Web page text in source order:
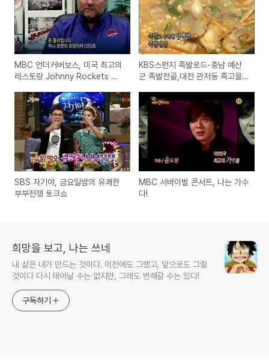
MBC 언더커버보스, 미국 최고의
레스토랑 Johnny Rockets 의
KBS스펀지 족발로드-충남 예산
군 족발전골,대전 관저동 족고을
어비빔족발
SBS 자기야, 금요일밤의 유쾌한
부부전쟁 토크쇼
MBC 서바이벌 콘서트, 나는 가수
다!
희망을 보고, 나는 쓰네
내 삶은 내가 만드는 것이다. 이전에도 그랬고, 앞으로도 그럴
것이다 다시 태어날 수는 없지만, 그래도 변해갈 수는 있다!
구독하기